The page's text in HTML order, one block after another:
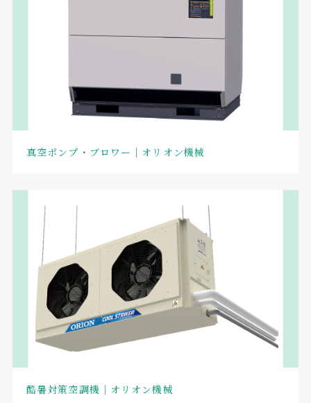
真空ポンプ・ブロワー｜オリオン機械
酷暑対策空調機｜オリオン機械